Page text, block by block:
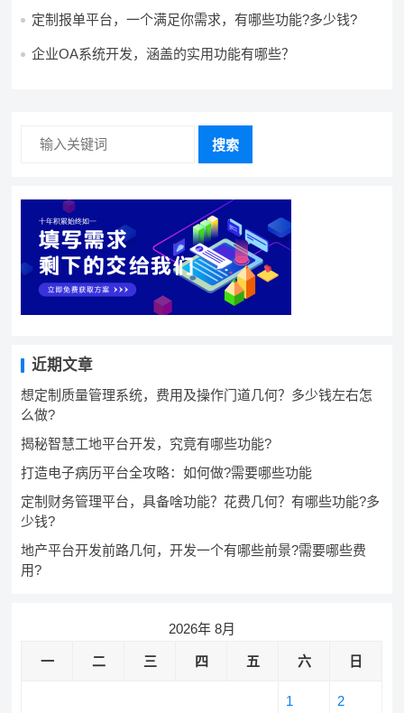
定制报单平台，一个满足你需求，有哪些功能?多少钱?
企业OA系统开发，涵盖的实用功能有哪些？
搜索
近期文章
想定制质量管理系统，费用及操作门道几何？多少钱左右怎
么做?
揭秘智慧工地平台开发，究竟有哪些功能?
打造电子病历平台全攻略：如何做?需要哪些功能
定制财务管理平台，具备啥功能？花费几何？有哪些功能?多
少钱?
地产平台开发前路几何，开发一个有哪些前景?需要哪些费
用?
2026年 8月
一 二 三 四 五 六 日
1 2